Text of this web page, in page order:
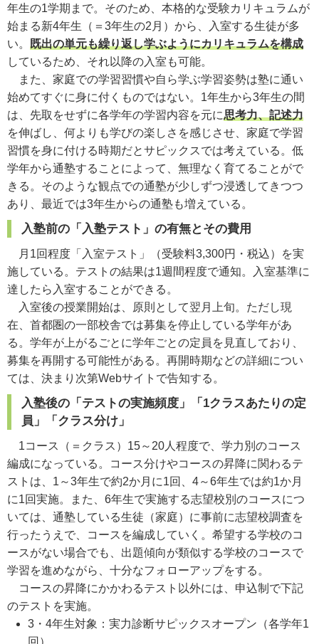
年生の1学期まで。そのため、本格的な受験カリキュラムが
始まる新4年生（＝3年生の2月）から、入室する生徒が多
い。 既出の単元も繰り返し学ぶようにカリキュラムを構成
しているため、それ以降の入室も可能。
また、家庭での学習習慣や自ら学ぶ学習姿勢は塾に通い
始めてすぐに身に付くものではない。1年生から3年生の間
は、先取をせずに各学年の学習内容を元に思考力、記述力
を伸ばし、何よりも学びの楽しさを感じさせ、家庭で学習
習慣を身に付ける時期だとサピックスでは考えている。低
学年から通塾することによって、無理なく育てることがで
きる。そのような観点での通塾が少しずつ浸透してきつつ
あり、最近では3年生からの通塾も増えている。
入塾前の「入塾テスト」の有無とその費用
月1回程度「入室テスト」（受験料3,300円・税込）を実
施している。テストの結果は1週間程度で通知。入室基準に
達したら入室することができる。
入室後の授業開始は、原則として翌月上旬。ただし現
在、首都圏の一部校舎では募集を停止している学年があ
る。学年が上がるごとに学年ごとの定員を見直しており、
募集を再開する可能性がある。再開時期などの詳細につい
ては、決まり次第Webサイトで告知する。
入塾後の「テストの実施頻度」「1クラスあたりの定
員」「クラス分け」
1コース（＝クラス）15～20人程度で、学力別のコース
編成になっている。コース分けやコースの昇降に関わるテ
ストは、1～3年生で約2か月に1回、4～6年生では約1か月
に1回実施。また、6年生で実施する志望校別のコースにつ
いては、通塾している生徒（家庭）に事前に志望校調査を
行ったうえで、コースを編成していく。希望する学校のコ
ースがない場合でも、出題傾向が類似する学校のコースで
学習を進めながら、十分なフォローアップをする。
コースの昇降にかかわるテスト以外には、申込制で下記
のテストを実施。
3・4年生対象：実力診断サピックスオープン（各学年1
回）